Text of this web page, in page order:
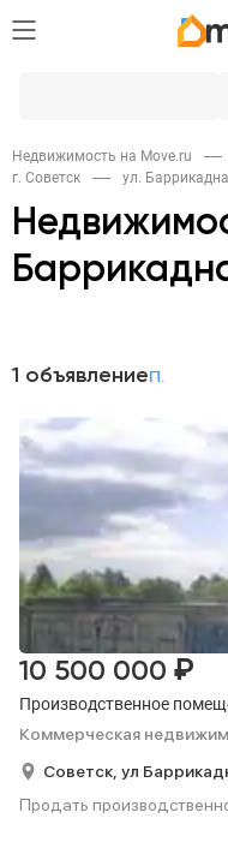
Недвижимость на Move.ru
г. Советск
ул.
1 объявление
Производственное
Коммерческая
10 500 000 ₽
Советск, ул
Продать